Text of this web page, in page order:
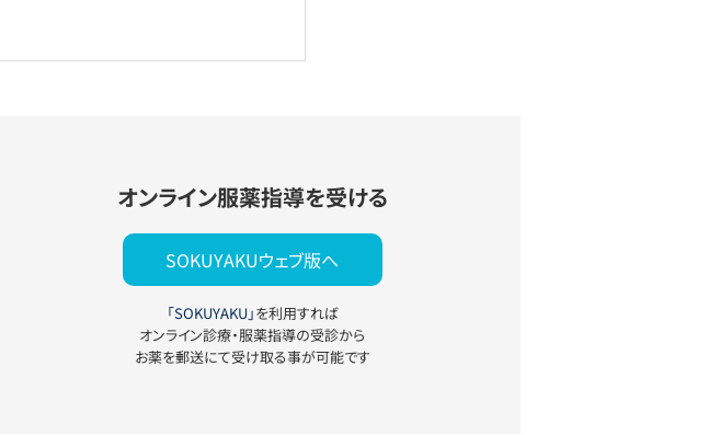
オンライン服薬指導を受ける
SOKUYAKUウェブ版へ
「SOKUYAKU」を利用すれば
オンライン診療・服薬指導の受診から
お薬を郵送にて受け取る事が可能です